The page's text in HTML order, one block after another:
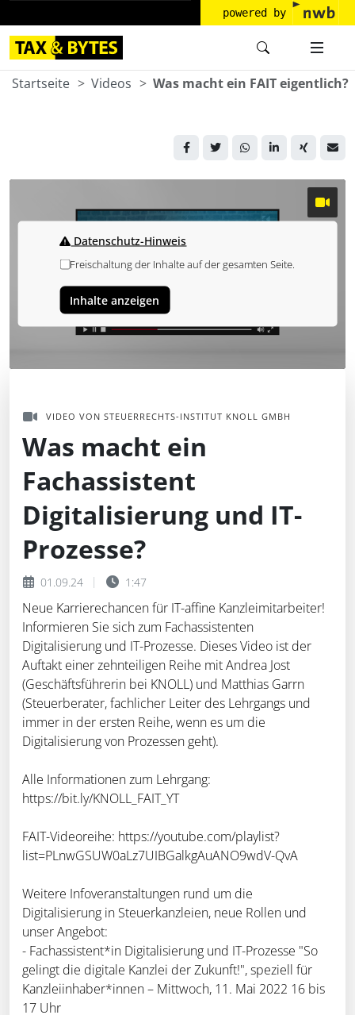
powered by
Startseite Videos Was macht ein FAIT eigentlich?
Datenschutz-Hinweis
Freischaltung der Inhalte auf der gesamten Seite.
Inhalte anzeigen
VIDEO VON STEUERRECHTS-INSTITUT KNOLL GMBH
Was macht ein
Fachassistent
Digitalisierung und IT-
Prozesse?
01.09.24 1:47
Neue Karrierechancen für IT-affine Kanzleimitarbeiter!
Informieren Sie sich zum Fachassistenten
Digitalisierung und IT-Prozesse. Dieses Video ist der
Auftakt einer zehnteiligen Reihe mit Andrea Jost
(Geschäftsführerin bei KNOLL) und Matthias Garrn
(Steuerberater, fachlicher Leiter des Lehrgangs und
immer in der ersten Reihe, wenn es um die
Digitalisierung von Prozessen geht).
Alle Informationen zum Lehrgang:
https://bit.ly/KNOLL_FAIT_YT
FAIT-Videoreihe: https://youtube.com/playlist?
list=PLnwGSUW0aLz7UIBGalkgAuANO9wdV-QvA
Weitere Infoveranstaltungen rund um die
Digitalisierung in Steuerkanzleien, neue Rollen und
unser Angebot:
- Fachassistent*in Digitalisierung und IT-Prozesse "So
gelingt die digitale Kanzlei der Zukunft!", speziell für
Kanzleiinhaber*innen – Mittwoch, 11. Mai 2022 16 bis
17 Uhr